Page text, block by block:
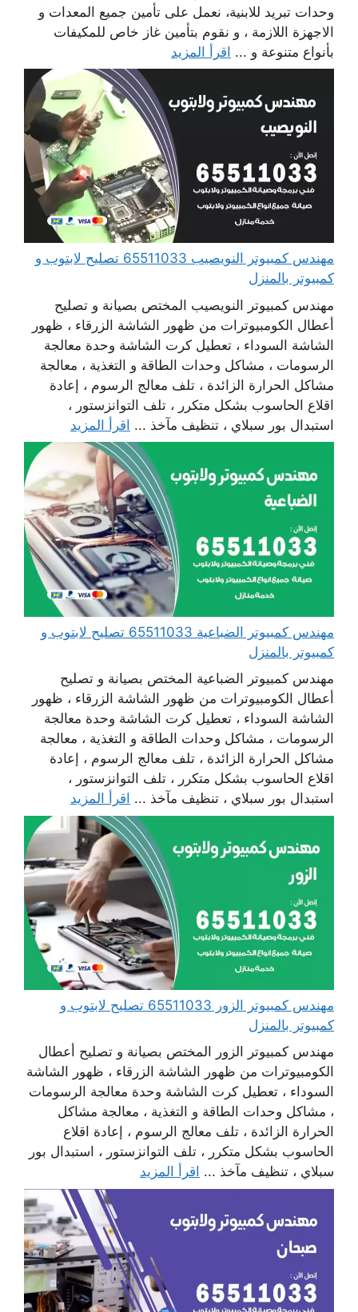
وحدات تبريد للابنية، نعمل على تأمين جميع المعدات و
الاجهزة اللازمة ، و نقوم بتأمين غاز خاص للمكيفات
بأنواع متنوعة و ... اقرأ المزيد
مهندس كمبيوتر النويصيب 65511033 تصليح لابتوب و
كمبيوتر بالمنزل
مهندس كمبيوتر النويصيب المختص بصيانة و تصليح
أعطال الكومبيوترات من ظهور الشاشة الزرقاء ، ظهور
الشاشة السوداء ، تعطيل كرت الشاشة وحدة معالجة
الرسومات ، مشاكل وحدات الطاقة و التغذية ، معالجة
مشاكل الحرارة الزائدة ، تلف معالج الرسوم ، إعادة
اقلاع الحاسوب بشكل متكرر ، تلف التوانزستور ،
استبدال بور سبلاي ، تنظيف مآخذ ... اقرأ المزيد
مهندس كمبيوتر الضباعية 65511033 تصليح لابتوب و
كمبيوتر بالمنزل
مهندس كمبيوتر الضباعية المختص بصيانة و تصليح
أعطال الكومبيوترات من ظهور الشاشة الزرقاء ، ظهور
الشاشة السوداء ، تعطيل كرت الشاشة وحدة معالجة
الرسومات ، مشاكل وحدات الطاقة و التغذية ، معالجة
مشاكل الحرارة الزائدة ، تلف معالج الرسوم ، إعادة
اقلاع الحاسوب بشكل متكرر ، تلف التوانزستور ،
استبدال بور سبلاي ، تنظيف مآخذ ... اقرأ المزيد
مهندس كمبيوتر الزور 65511033 تصليح لابتوب و
كمبيوتر بالمنزل
مهندس كمبيوتر الزور المختص بصيانة و تصليح أعطال
الكومبيوترات من ظهور الشاشة الزرقاء ، ظهور الشاشة
السوداء ، تعطيل كرت الشاشة وحدة معالجة الرسومات
، مشاكل وحدات الطاقة و التغذية ، معالجة مشاكل
الحرارة الزائدة ، تلف معالج الرسوم ، إعادة اقلاع
الحاسوب بشكل متكرر ، تلف التوانزستور ، استبدال بور
سبلاي ، تنظيف مآخذ ... اقرأ المزيد